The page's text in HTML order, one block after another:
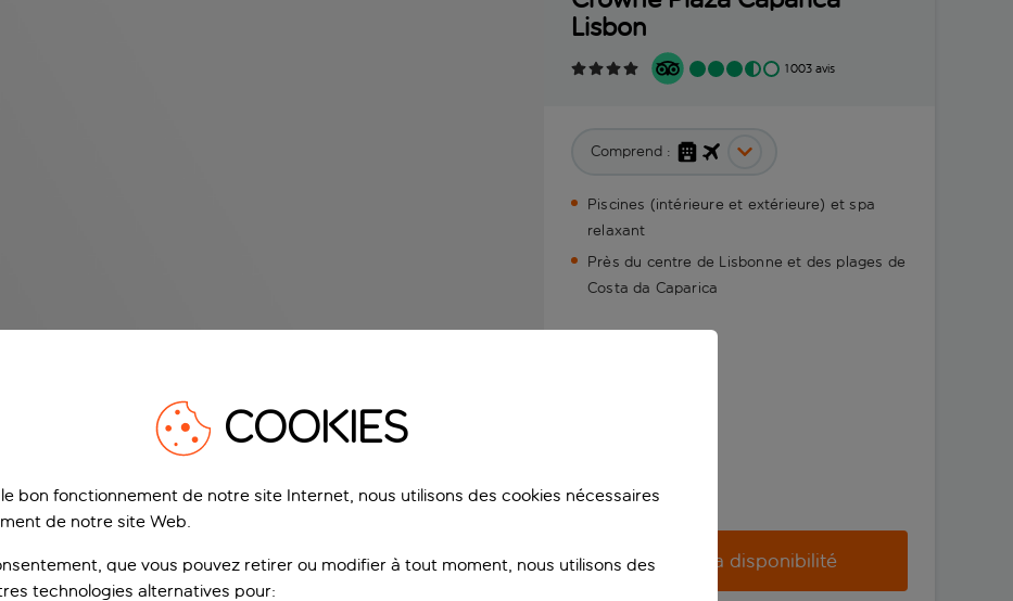
Lisbon
1 003 avis
Comprend :
Piscines (intérieure et extérieure) et spa
relaxant
Près du centre de Lisbonne et des plages de
Costa da Caparica
Vérifier la disponibilité
COOKIES
bon fonctionnement de notre site Internet, nous utilisons des cookies nécessaires
de notre site Web.
que vous pouvez retirer ou modifier à tout moment, nous utilisons des
technologies alternatives pour: